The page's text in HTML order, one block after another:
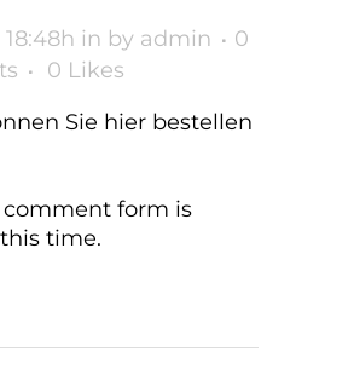
in by admin
0
0 Likes
Sie hier bestellen
comment form is
time.